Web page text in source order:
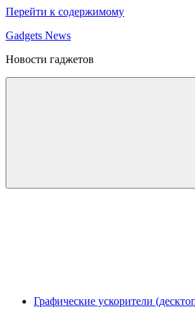
Перейти к содержимому
Gadgets News
Новости гаджетов
Графические ускорители